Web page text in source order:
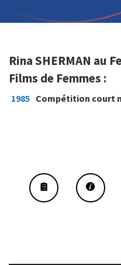
Rina SHERMAN au
Films de Femmes :
1985 Compétition court